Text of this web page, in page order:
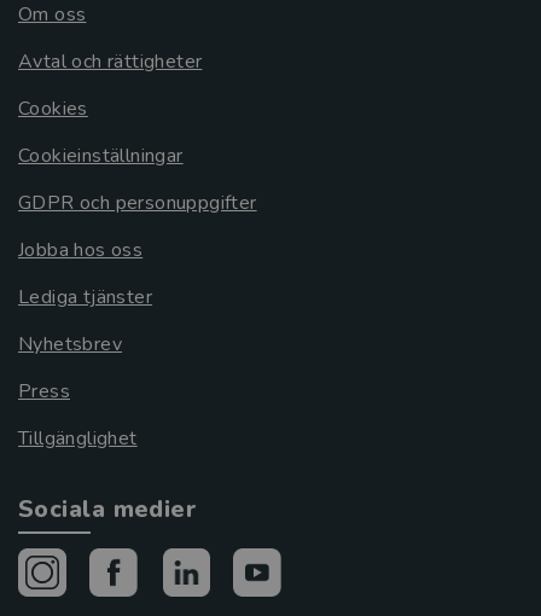
Om oss
Avtal och rättigheter
Cookies
Cookieinställningar
GDPR och personuppgifter
Jobba hos oss
Lediga tjänster
Nyhetsbrev
Press
Tillgänglighet
Sociala medier